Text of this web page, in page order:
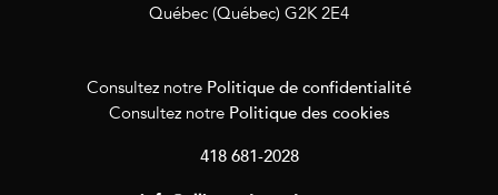
Québec (Québec) G2K 2E4
Consultez notre Politique de confidentialité
Consultez notre Politique des cookies
418 681-2028